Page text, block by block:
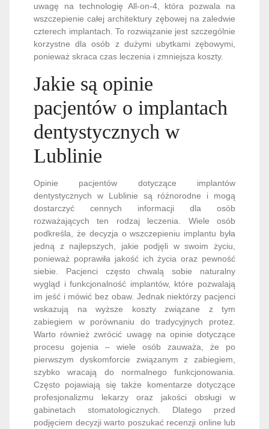
uwagę na technologię All-on-4, która pozwala na
wszczepienie całej architektury zębowej na zaledwie
czterech implantach. To rozwiązanie jest szczególnie
korzystne dla osób z dużymi ubytkami zębowymi,
ponieważ skraca czas leczenia i zmniejsza koszty.
Jakie są opinie
pacjentów o implantach
dentystycznych w
Lublinie
Opinie pacjentów dotyczące implantów
dentystycznych w Lublinie są różnorodne i mogą
dostarczyć cennych informacji dla osób
rozważających ten rodzaj leczenia. Wiele osób
podkreśla, że decyzja o wszczepieniu implantu była
jedną z najlepszych, jakie podjęli w swoim życiu,
ponieważ poprawiła jakość ich życia oraz pewność
siebie. Pacjenci często chwalą sobie naturalny
wygląd i funkcjonalność implantów, które pozwalają
im jeść i mówić bez obaw. Jednak niektórzy pacjenci
wskazują na wyższe koszty związane z tym
zabiegiem w porównaniu do tradycyjnych protez.
Warto również zwrócić uwagę na opinie dotyczące
procesu gojenia – wiele osób zauważa, że po
pierwszym dyskomforcie związanym z zabiegiem,
szybko wracają do normalnego funkcjonowania.
Często pojawiają się także komentarze dotyczące
profesjonalizmu lekarzy oraz jakości obsługi w
gabinetach stomatologicznych. Dlatego przed
podjęciem decyzji warto poszukać recenzji online lub